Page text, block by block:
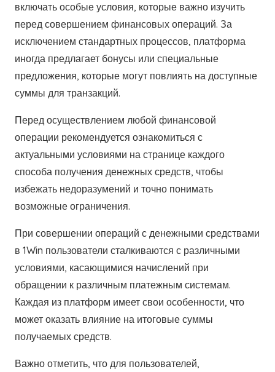
включать особые условия, которые важно изучить
перед совершением финансовых операций. За
исключением стандартных процессов, платформа
иногда предлагает бонусы или специальные
предложения, которые могут повлиять на доступные
суммы для транзакций.
Перед осуществлением любой финансовой
операции рекомендуется ознакомиться с
актуальными условиями на странице каждого
способа получения денежных средств, чтобы
избежать недоразумений и точно понимать
возможные ограничения.
При совершении операций с денежными средствами
в 1Win пользователи сталкиваются с различными
условиями, касающимися начислений при
обращении к различным платежным системам.
Каждая из платформ имеет свои особенности, что
может оказать влияние на итоговые суммы
получаемых средств.
Важно отметить, что для пользователей,